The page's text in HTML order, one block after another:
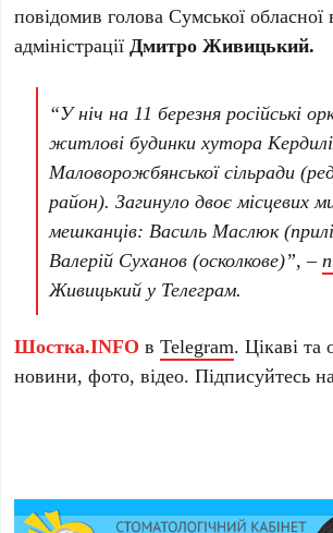
повідомив голова Сумської обласної
адміністрації Дмитро Живицький.
“У ніч на 11 березня російські
житлові будинки хутора
Маловорожбянської сільради
район). Загинуло двоє місцевих
мешканців: Василь Маслюк
Валерій Суханов (осколкове)”, –
Живицький у Телеграм.
Шостка.INFO вTelegram. Цікаві та
новини, фото, відео. Підписуйтесь